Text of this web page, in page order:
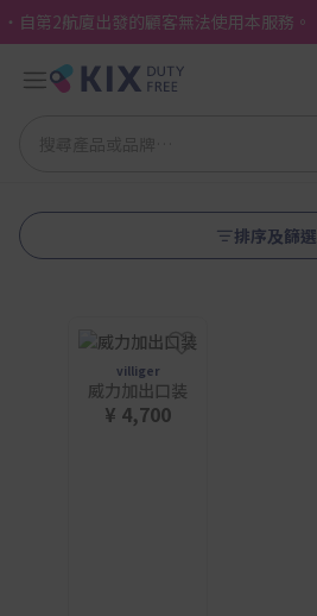
・自第2航廈出發的顧客無法使用本服務。
排序及篩選
villiger
威力加出口装
¥ 4,700